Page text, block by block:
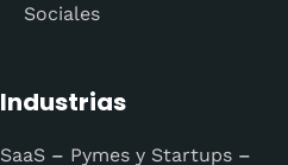
Sociales
Industrias
SaaS– Pymes y Startups–